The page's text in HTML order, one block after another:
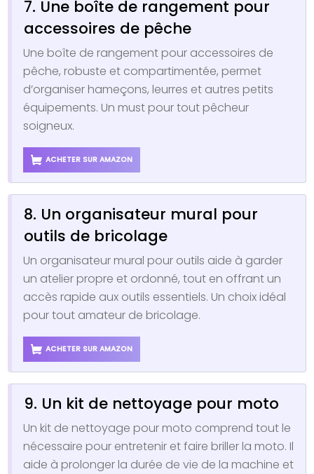
7. Une boîte de rangement pour
accessoires de pêche
Une boîte de rangement pour accessoires de
pêche, robuste et compartimentée, permet
d’organiser hameçons, leurres et autres petits
équipements. Un must pour tout pêcheur
soigneux.
ACHETER SUR AMAZON
8. Un organisateur mural pour
outils de bricolage
Un organisateur mural pour outils aide à garder
un atelier propre et ordonné, tout en offrant un
accès rapide aux outils essentiels. Un choix idéal
pour tout amateur de bricolage.
ACHETER SUR AMAZON
9. Un kit de nettoyage pour moto
Un kit de nettoyage pour moto comprend tout le
nécessaire pour entretenir et faire briller la moto. Il
aide à prolonger la durée de vie de la machine et